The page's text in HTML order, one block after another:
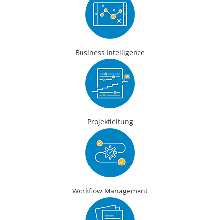
Business Intelligence
Projektleitung
Workflow Management